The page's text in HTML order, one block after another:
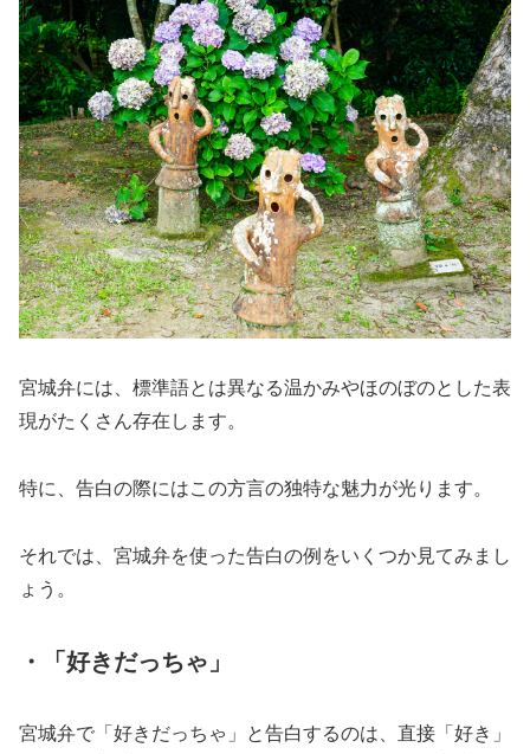
宮城弁には、標準語とは異なる温かみやほのぼのとした表
現がたくさん存在します。
特に、告白の際にはこの方言の独特な魅力が光ります。
それでは、宮城弁を使った告白の例をいくつか見てみまし
ょう。
・「好きだっちゃ」
宮城弁で「好きだっちゃ」と告白するのは、直接「好き」